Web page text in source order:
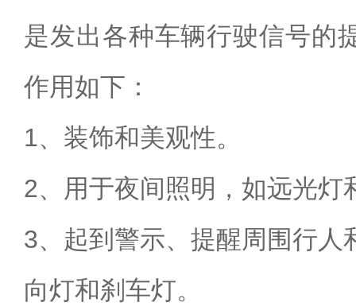
是发出各种车辆行驶信号的
作用如下：
1、装饰和美观性。
2、用于夜间照明，如远光灯
3、起到警示、提醒周围行人
向灯和刹车灯。